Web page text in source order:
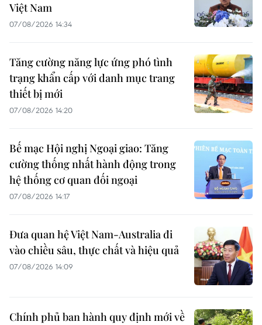
Việt Nam
07/08/2026 14:34
Tăng cường năng lực ứng phó tình
trạng khẩn cấp với danh mục trang
thiết bị mới
07/08/2026 14:20
Bế mạc Hội nghị Ngoại giao: Tăng
cường thống nhất hành động trong
hệ thống cơ quan đối ngoại
07/08/2026 14:17
Đưa quan hệ Việt Nam-Australia đi
vào chiều sâu, thực chất và hiệu quả
07/08/2026 14:09
Chính phủ ban hành quy định mới về